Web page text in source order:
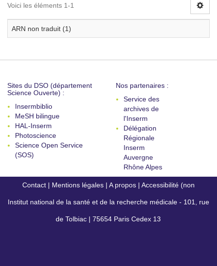
Voici les éléments 1-1
ARN non traduit (1)
Sites du DSO (département
Science Ouverte) :
Insermbiblio
MeSH bilingue
HAL-Inserm
Photoscience
Science Open Service
(SOS)
Nos partenaires :
Service des
archives de
l'Inserm
Délégation
Régionale
Inserm
Auvergne
Rhône Alpes
Contact | Mentions légales | A propos | Accessibilité (non
conforme)
Institut national de la santé et de la recherche médicale - 101, rue
de Tolbiac | 75654 Paris Cedex 13